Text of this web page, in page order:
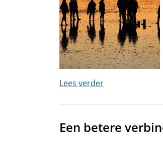
Lees verder
Een betere